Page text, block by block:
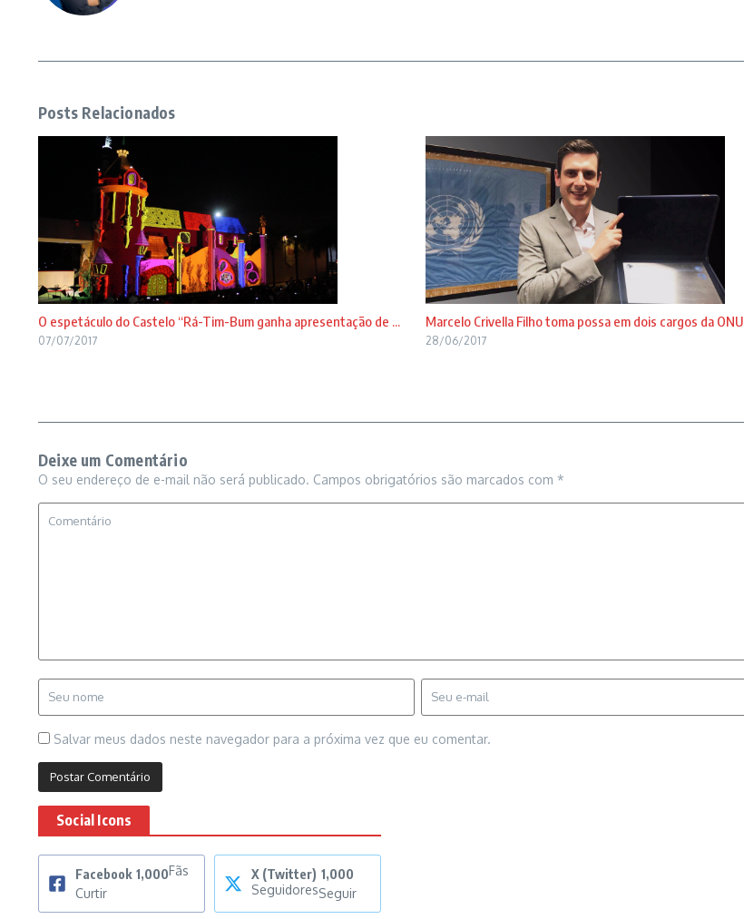
Posts Relacionados
O espetáculo do Castelo “Rá-Tim-Bum ganha apresentação de ...
07/07/2017
Marcelo Crivella Filho toma possa em dois cargos da ONU
28/06/2017
Deixe um Comentário
O seu endereço de e-mail não será publicado. Campos obrigatórios são marcados com *
Salvar meus dados neste navegador para a próxima vez que eu comentar.
Social Icons
Facebook 1,000Fãs
Curtir
X (Twitter) 1,000
SeguidoresSeguir